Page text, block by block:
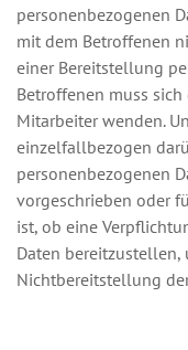
personenbezogenen
mit dem Betroffenen
einer Bereitstellung
Betroffenen muss
Mitarbeiter wenden.
einzelfallbezogen
personenbezogenen
vorgeschrieben oder
ist, ob eine
Daten
Nichtbereitstellung